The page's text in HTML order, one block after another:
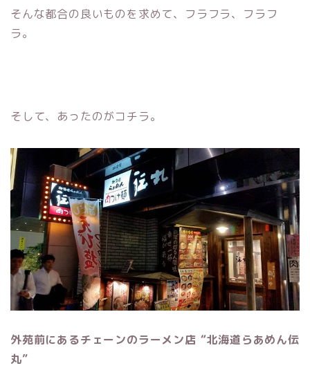
そんな都合の良いものを求めて、フラフラ、フラフ
ラ。
そして、あったのがコチラ。
外苑前にあるチェーンのラーメン店 “北海道らあめん伝
丸”